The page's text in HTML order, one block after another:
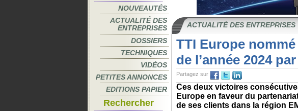
NOUVEAUTÉS
ACTUALITÉ DES
ENTREPRISES
DOSSIERS
TECHNIQUES
VIDÉOS
PETITES ANNONCES
EDITIONS PAPIER
Rechercher
ACTUALITÉ DES ENTREPRISES
TTI Europe
de l’année 2024
Partagez sur
Ces deux victoires
Europe en faveur du
de ses clients dans la région